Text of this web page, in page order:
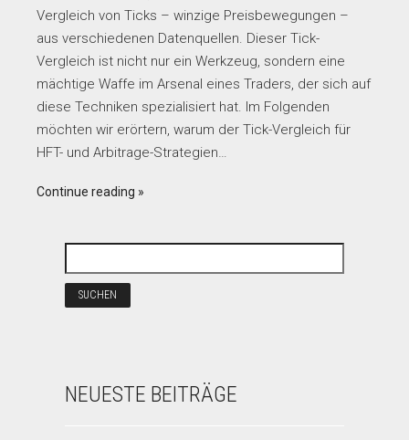
Vergleich von Ticks – winzige Preisbewegungen –
aus verschiedenen Datenquellen. Dieser Tick-
Vergleich ist nicht nur ein Werkzeug, sondern eine
mächtige Waffe im Arsenal eines Traders, der sich auf
diese Techniken spezialisiert hat. Im Folgenden
möchten wir erörtern, warum der Tick-Vergleich für
HFT- und Arbitrage-Strategien…
Continue reading
NEUESTE BEITRÄGE